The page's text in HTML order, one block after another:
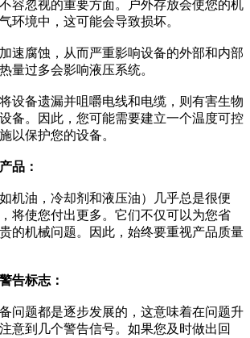
忽视的重要方面。户外存放会使您的机
环境中，这可能会导致损坏。
腐蚀，从而严重影响设备的外部和内部
量过多会影响液压系统。
备遗漏并咀嚼电线和电缆，则有害生物
备。因此，您可能需要建立一个温度可控
以保护您的设备。
品：
油，冷却剂和液压油）几乎总是很便
将使您付出更多。它们不仅可以为您省
的机械问题。因此，始终要重视产品质量
标志：
题都是逐步发展的，这意味着在问题升
意到几个警告信号。如果您及时做出回